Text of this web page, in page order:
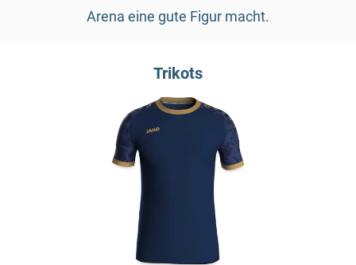
Arena eine gute Figur macht.
Trikots